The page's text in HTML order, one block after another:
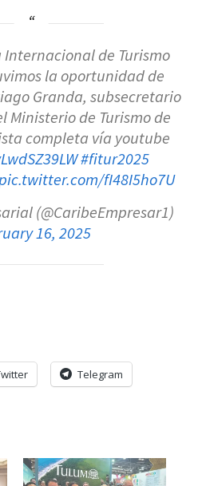
de Turismo
la oportunidad de
Granda, subsecretario
Ministerio de Turismo de
completa vía youtube
#fitur2025
fI48I5ho7U
(@CaribeEmpresar1)
16, 2025
Telegram